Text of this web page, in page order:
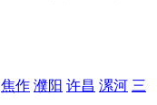
焦作 濮阳 许昌 漯河 三